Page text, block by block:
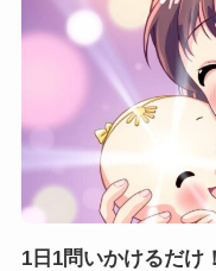
1日1問いかけるだけ